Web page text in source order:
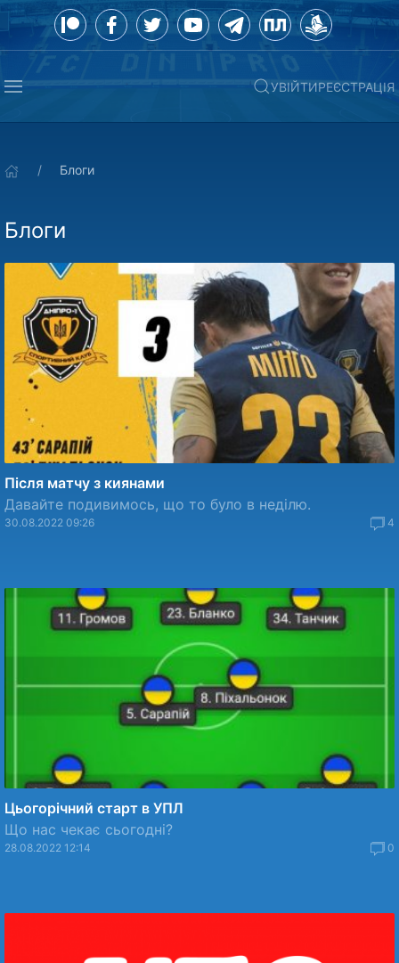
УВІЙТИРЕЄСТРАЦІЯ
Блоги
Блоги
Після матчу з киянами
Давайте подивимось, що то було в неділю.
30.08.2022 09:26 4
Цьогорічний старт в УПЛ
Що нас чекає сьогодні?
28.08.2022 12:14 0